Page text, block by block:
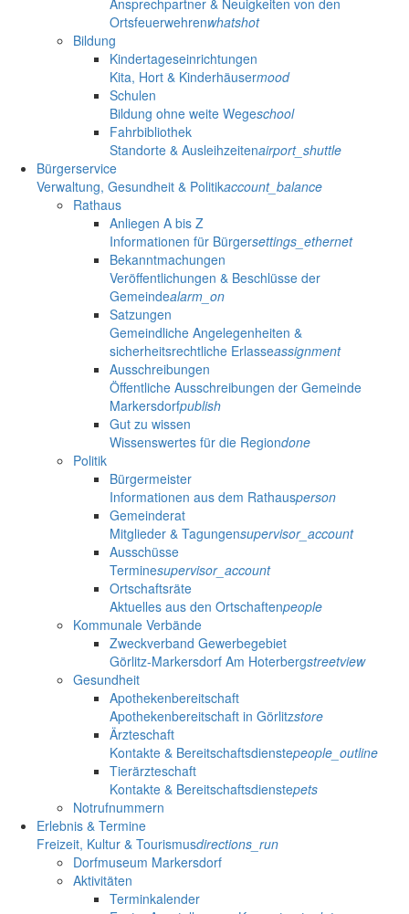
Ansprechpartner & Neuigkeiten von den
Ortsfeuerwehrenwhatshot
Bildung
Kindertageseinrichtungen
Kita, Hort & Kinderhäusermood
Schulen
Bildung ohne weite Wegeschool
Fahrbibliothek
Standorte & Ausleihzeitenairport_shuttle
Bürgerservice
Verwaltung, Gesundheit & Politikaccount_balance
Rathaus
Anliegen A bis Z
Informationen für Bürgersettings_ethernet
Bekanntmachungen
Veröffentlichungen & Beschlüsse der
Gemeindealarm_on
Satzungen
Gemeindliche Angelegenheiten &
sicherheitsrechtliche Erlasseassignment
Ausschreibungen
Öffentliche Ausschreibungen der Gemeinde
Markersdorfpublish
Gut zu wissen
Wissenswertes für die Regiondone
Politik
Bürgermeister
Informationen aus dem Rathausperson
Gemeinderat
Mitglieder & Tagungensupervisor_account
Ausschüsse
Terminesupervisor_account
Ortschaftsräte
Aktuelles aus den Ortschaftenpeople
Kommunale Verbände
Zweckverband Gewerbegebiet
Görlitz-Markersdorf Am Hoterbergstreetview
Gesundheit
Apothekenbereitschaft
Apothekenbereitschaft in Görlitzstore
Ärzteschaft
Kontakte & Bereitschaftsdienstepeople_outline
Tierärzteschaft
Kontakte & Bereitschaftsdienstepets
Notrufnummern
Erlebnis & Termine
Freizeit, Kultur & Tourismusdirections_run
Dorfmuseum Markersdorf
Aktivitäten
Terminkalender